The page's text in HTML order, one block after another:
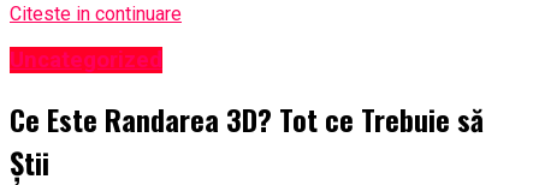
Citeste in continuare
Uncategorized
Ce Este Randarea 3D? Tot ce Trebuie să
Știi